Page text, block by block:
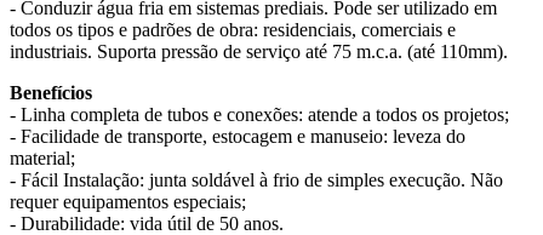
- Conduzir água fria em sistemas prediais. Pode ser utilizado em
todos os tipos e padrões de obra: residenciais, comerciais e
industriais. Suporta pressão de serviço até 75 m.c.a. (até 110mm).
Benefícios
- Linha completa de tubos e conexões: atende a todos os projetos;
- Facilidade de transporte, estocagem e manuseio: leveza do
material;
- Fácil Instalação: junta soldável à frio de simples execução. Não
requer equipamentos especiais;
- Durabilidade: vida útil de 50 anos.